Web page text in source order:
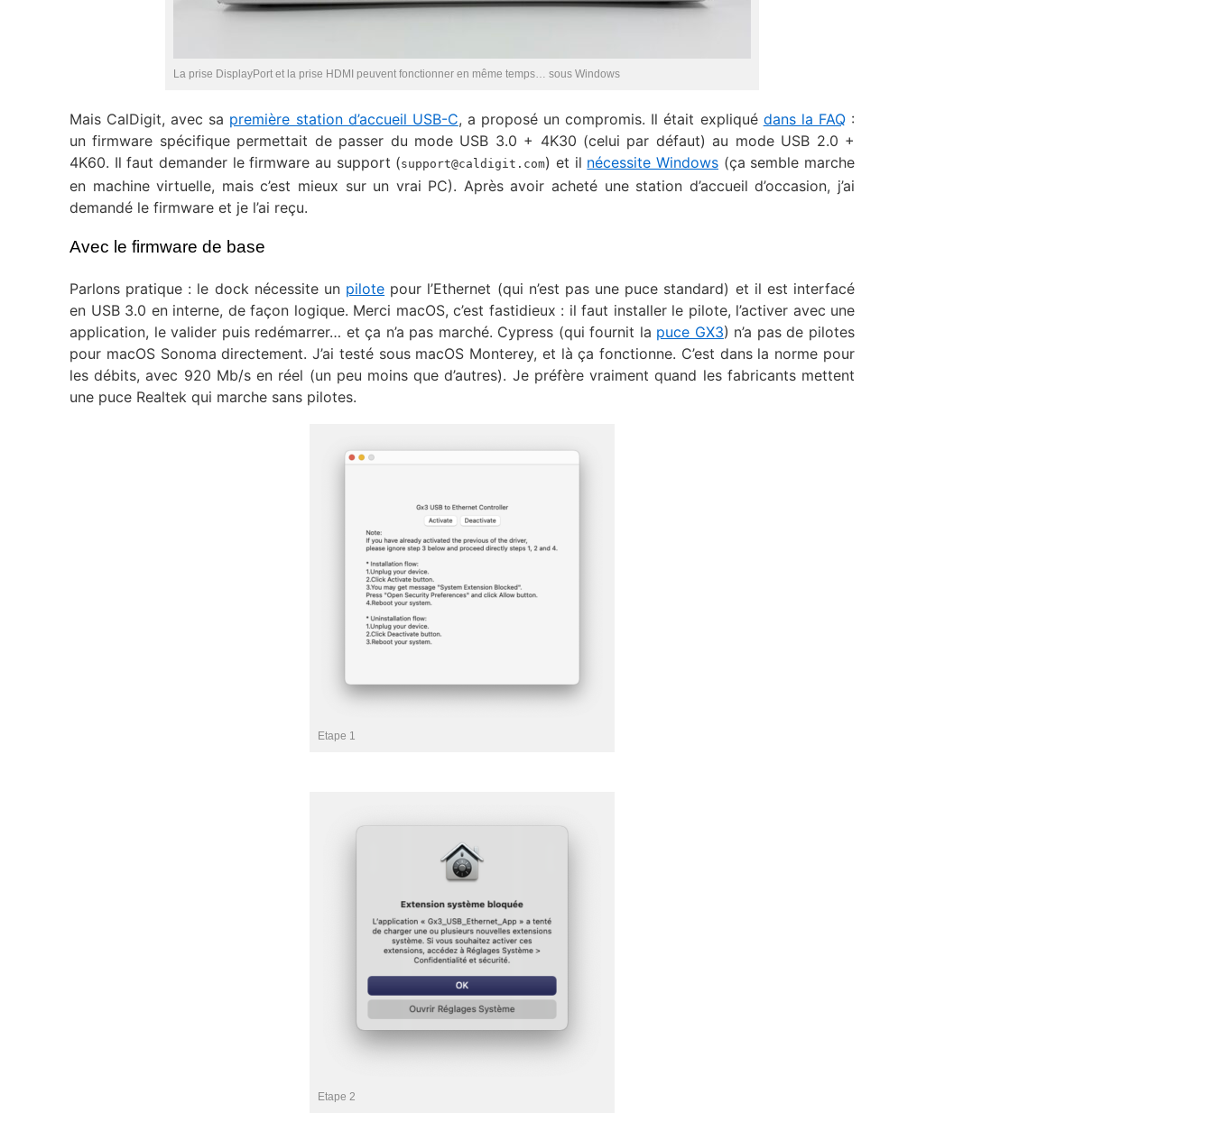
La prise DisplayPort et la prise HDMI peuvent fonctionner en même temps… sous Windows
Mais CalDigit, avec sa première station d’accueil USB-C, a proposé un compromis. Il était expliqué dans la FAQ:
un firmware spécifique permettait de passer du mode USB 3.0 + 4K30 (celui par défaut) au mode USB 2.0 +
4K60. Il faut demander le firmware au support (support@caldigit.com) et il nécessite Windows (ça semble marche
en machine virtuelle, mais c’est mieux sur un vrai PC). Après avoir acheté une station d’accueil d’occasion, j’ai
demandé le firmware et je l’ai reçu.
Avec le firmware de base
Parlons pratique : le dock nécessite un pilote pour l’Ethernet (qui n’est pas une puce standard) et il est interfacé
en USB 3.0 en interne, de façon logique. Merci macOS, c’est fastidieux : il faut installer le pilote, l’activer avec une
application, le valider puis redémarrer… et ça n’a pas marché. Cypress (qui fournit la puce GX3) n’a pas de pilotes
pour macOS Sonoma directement. J’ai testé sous macOS Monterey, et là ça fonctionne. C’est dans la norme pour
les débits, avec 920 Mb/s en réel (un peu moins que d’autres). Je préfère vraiment quand les fabricants mettent
une puce Realtek qui marche sans pilotes.
Etape 1
Etape 2